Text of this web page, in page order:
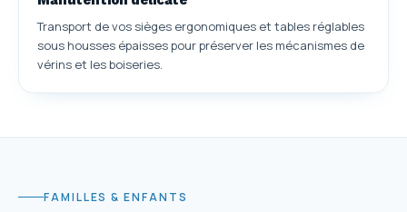
Transport de vos sièges ergonomiques et tables réglables
sous housses épaisses pour préserver les mécanismes de
vérins et les boiseries.
FAMILLES & ENFANTS